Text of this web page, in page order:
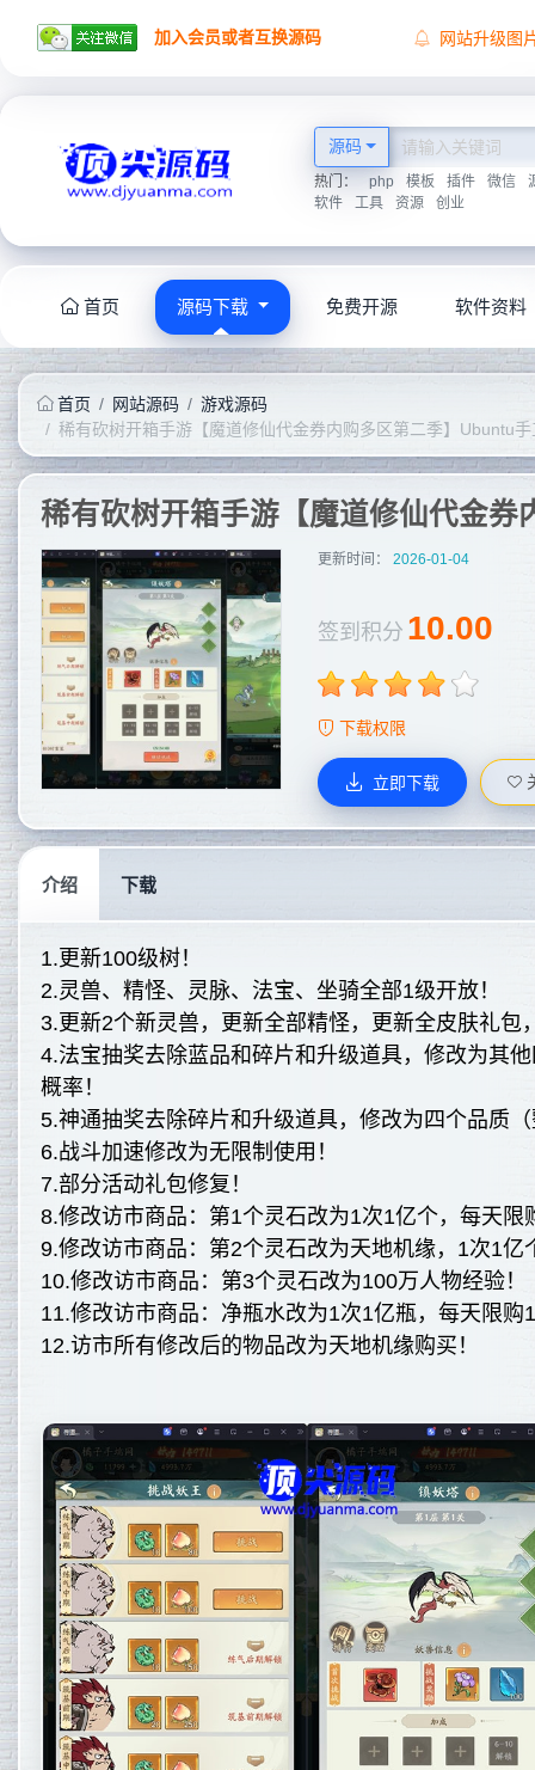
加入会员或者互换源码
网站升级图
源码
热门： php 模板 插件 微信
软件
工具 资源 创业
首页 源码下载 免费开源 软件资料
首页 网站源码
游戏源码
稀有砍树开箱手游【魔道修仙代金券内购多区第二季】Ubuntu
更新时间： 2026-01-04
签到积分 10.00
下载权限
立即下载
介绍 下载
1.更新100级树！
2.灵兽、精怪、灵脉、法宝、坐骑全部1级开放！
3.更新2个新灵兽，更新全部精怪，更新全皮肤礼包
4.法宝抽奖去除蓝品和碎片和升级道具，修改为其
概率！
5.神通抽奖去除碎片和升级道具，修改为四个品质
6.战斗加速修改为无限制使用！
7.部分活动礼包修复！
8.修改访市商品：第1个灵石改为1次1亿个，每天限
9.修改访市商品：第2个灵石改为天地机缘，1次1亿
10.修改访市商品：第3个灵石改为100万人物经验！
11.修改访市商品：净瓶水改为1次1亿瓶，每天限购
12.访市所有修改后的物品改为天地机缘购买！